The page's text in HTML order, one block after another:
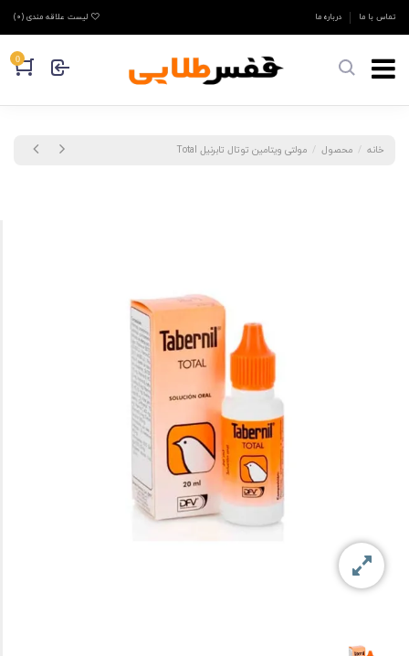
تماس با ما درباره ما لیست علاقه مندی (0
)
0
خانه محصول مولتی ویتامین توتال تابرنیل Total